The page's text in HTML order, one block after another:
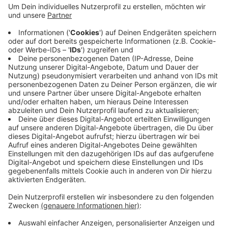
Der extrem nasse Winter und die zeitweise kalten
Temperaturen wirken sich aus. Unter anderem in
Coesfeld entdecken die Mitarbeiter des Bauhofs mehr
Schäden als üblich. Ähnlich ist es in der Gemeinde
Nottuln. In den Gemeinden Rosendahl und Senden gibt
es dagegen ähnlich viele Schäden wie in den Vorjahren.
Schlaglöcher flicken geht sofort, sie richtig
ausbessern erst mit wärmerem und trockenerem
Wetter ab dem Frühjahr.
Anzeige